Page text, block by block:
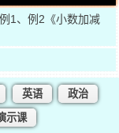
1、例2《小数加减
英语
政治
示课